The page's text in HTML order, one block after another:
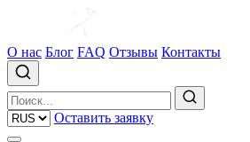
О нас Блог FAQ Отзывы Контакты
Оставить заявку